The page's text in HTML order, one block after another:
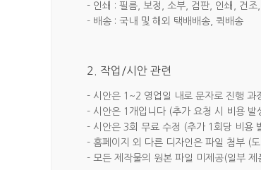
- 인쇄 : 필름, 보정, 소부, 검판, 인쇄, 건조
- 배송 : 국내 및 해외 택배배송, 퀵배송
2. 작업/시안 관련
- 시안은 1~2 영업일 내로 문자로 진행 과
- 시안은 1개입니다 (추가 요청 시 비용 발
- 시안은 3회 무료 수정 (추가 1회당 비용
- 홈페이지 외 다른 디자인은 파일 첨부 (
- 모든 제작물의 원본 파일 미제공(일부 제